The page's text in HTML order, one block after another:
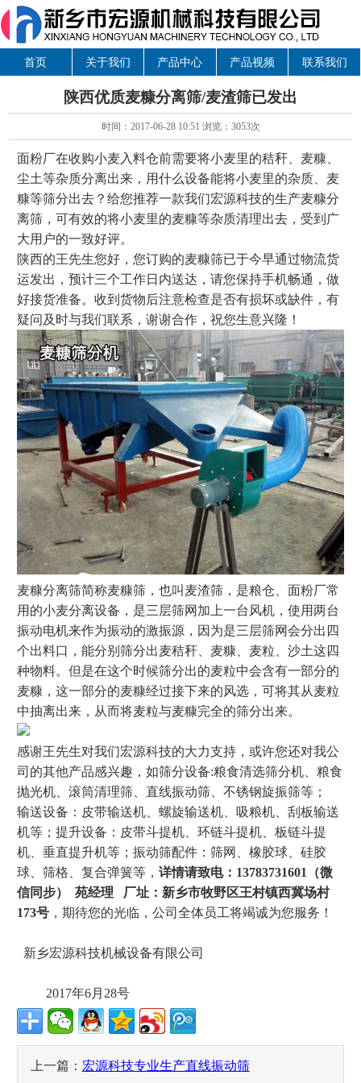
首页 关于我们 产品中心 产品视频 联系我们
陕西优质麦糠分离筛/麦渣筛已发出
时间：2017-06-28 10:51 浏览： 3053次
面粉厂在收购小麦入料仓前需要将小麦里的秸秆、麦糠、
尘土等杂质分离出来，用什么设备能将小麦里的杂质、麦
糠等筛分出去？给您推荐一款我们宏源科技的生产麦糠分
离筛，可有效的将小麦里的麦糠等杂质清理出去，受到广
大用户的一致好评。
陕西的王先生您好，您订购的麦糠筛已于今早通过物流货
运发出，预计三个工作日内送达，请您保持手机畅通，做
好接货准备。收到货物后注意检查是否有损坏或缺件，有
疑问及时与我们联系，谢谢合作，祝您生意兴隆！
麦糠分离筛简称麦糠筛，也叫麦渣筛，是粮仓、面粉厂常
用的小麦分离设备，是三层筛网加上一台风机，使用两台
振动电机来作为振动的激振源，因为是三层筛网会分出四
个出料口，能分别筛分出麦秸秆、麦糠、麦粒、沙土这四
种物料。但是在这个时候筛分出的麦粒中会含有一部分的
麦糠，这一部分的麦糠经过接下来的风选，可将其从麦粒
中抽离出来，从而将麦粒与麦糠完全的筛分出来。
感谢王先生对我们宏源科技的大力支持，或许您还对我公
司的其他产品感兴趣，如筛分设备:粮食清选筛分机、粮食
抛光机、滚筒清理筛、直线振动筛、不锈钢旋振筛等；
输送设备：皮带输送机、螺旋输送机、吸粮机、刮板输送
机等；提升设备：皮带斗提机、环链斗提机、板链斗提
机、垂直提升机等；振动筛配件：筛网、橡胶球、硅胶
球、筛格、复合弹簧等， 详情请致电：13783731601（微
信同步） 苑经理 厂址：新乡市牧野区王村镇西冀场村
173号，期待您的光临，公司全体员工将竭诚为您服务！
新乡宏源科技机械设备有限公司
2017年6月28号
上一篇： 宏源科技专业生产直线振动筛